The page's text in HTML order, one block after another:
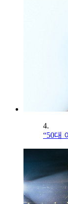
4.
“50대